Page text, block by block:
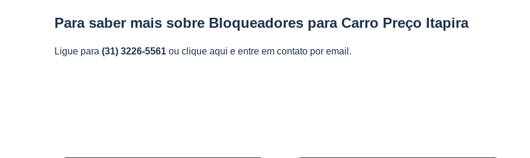
Sistemas
veiculares
Telemetria
Gestão de Frota de Veículos Minas Gerais
Para saber mais sobre Bloqueadores para Carro Preço Itapira
Ligue para (31) 3226-5561 ou clique aqui e entre em contato por email.